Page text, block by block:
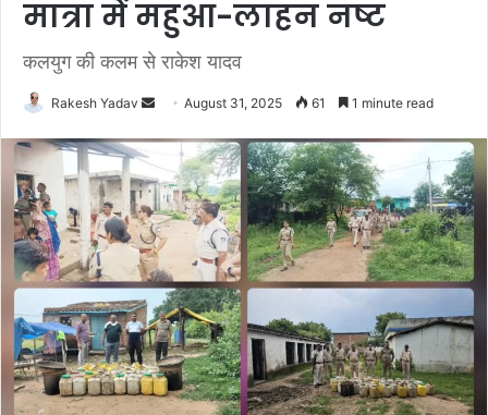
मात्रा में महुआ-लाहन नष्ट
कलयुग की कलम से राकेश यादव
Rakesh Yadav
d
a
n
e
m
a
i
l
August 31, 2025 61 1 minute read